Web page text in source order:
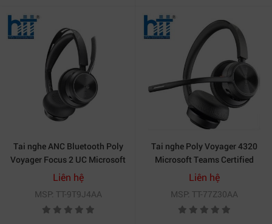
Tai nghe ANC Bluetooth Poly
Voyager Focus 2 UC Microsoft
Teams 9T9J4AA
Liên hệ
MSP: TT-9T9J4AA
Tai nghe Poly Voyager 4320
Microsoft Teams Certified
USB-C Headset +BT700
dongle (77Z30AA)
Liên hệ
MSP: TT-77Z30AA